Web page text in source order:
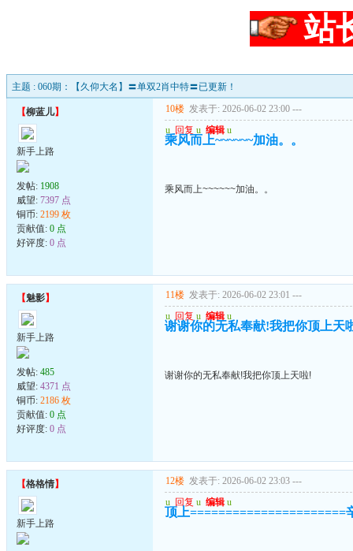
站
主题 : 060期：【久仰大名】〓单双2肖中特〓已更新！
【柳蓝儿】
新手上路
发帖: 1908
威望: 7397 点
铜币: 2199 枚
贡献值: 0 点
好评度: 0 点
10楼 发表于: 2026-06-02 23:00 ---
u 回复 u 编辑 u
乘风而上~~~~~~加油。。
乘风而上~~~~~~加油。。
【魅影】
新手上路
发帖: 485
威望: 4371 点
铜币: 2186 枚
贡献值: 0 点
好评度: 0 点
11楼 发表于: 2026-06-02 23:01 ---
u 回复 u 编辑 u
谢谢你的无私奉献!我把你顶上天
谢谢你的无私奉献!我把你顶上天啦!
【格格情】
新手上路
12楼 发表于: 2026-06-02 23:03 ---
u 回复 u 编辑 u
顶上======================